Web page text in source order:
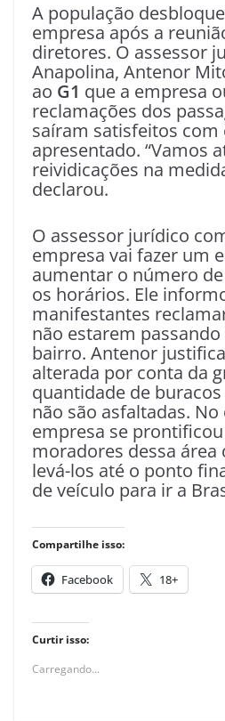
A população
empresa após a
diretores. O assessor
Anapolina, Antenor
ao G1 que a empresa
reclamações dos
saíram satisfeitos com
apresentado. “Vamos
reividicações na
declarou.
O assessor jurídico
empresa vai fazer um
aumentar o número
os horários. Ele
manifestantes
não estarem
bairro. Antenor
alterada por conta da
quantidade de
não são asfaltadas.
empresa se
moradores dessa
levá-los até o ponto
de veículo para ir a
Compartilhe isso:
Facebook 18+
Curtir isso:
Carregando...